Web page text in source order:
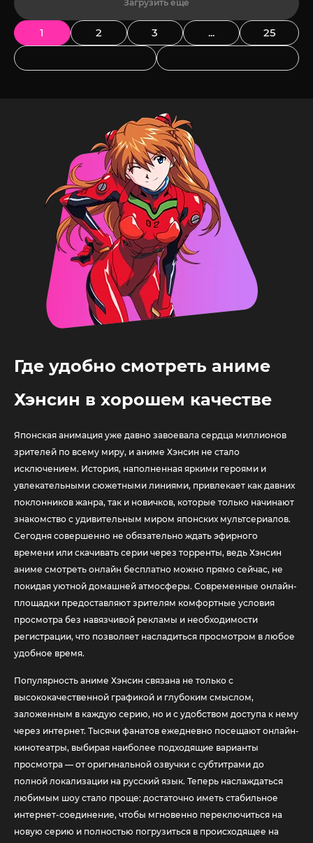
Загрузить еще
1 2 3 ... 25
Где удобно смотреть аниме
Хэнсин в хорошем качестве
Японская анимация уже давно завоевала сердца миллионов
зрителей по всему миру, и аниме Хэнсин не стало
исключением. История, наполненная яркими героями и
увлекательными сюжетными линиями, привлекает как давних
поклонников жанра, так и новичков, которые только начинают
знакомство с удивительным миром японских мультсериалов.
Сегодня совершенно не обязательно ждать эфирного
времени или скачивать серии через торренты, ведь Хэнсин
аниме смотреть онлайн бесплатно можно прямо сейчас, не
покидая уютной домашней атмосферы. Современные онлайн-
площадки предоставляют зрителям комфортные условия
просмотра без навязчивой рекламы и необходимости
регистрации, что позволяет насладиться просмотром в любое
удобное время.
Популярность аниме Хэнсин связана не только с
высококачественной графикой и глубоким смыслом,
заложенным в каждую серию, но и с удобством доступа к нему
через интернет. Тысячи фанатов ежедневно посещают онлайн-
кинотеатры, выбирая наиболее подходящие варианты
просмотра — от оригинальной озвучки с субтитрами до
полной локализации на русский язык. Теперь наслаждаться
любимым шоу стало проще: достаточно иметь стабильное
интернет-соединение, чтобы мгновенно переключиться на
новую серию и полностью погрузиться в происходящее на